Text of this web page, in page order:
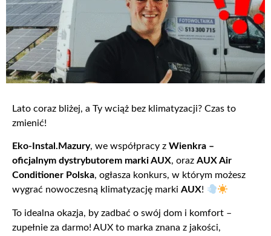
Lato coraz bliżej, a Ty wciąż bez klimatyzacji? Czas to
zmienić!
Eko-Instal.Mazury, we współpracy z Wienkra –
oficjalnym dystrybutorem marki AUX, oraz AUX Air
Conditioner Polska, ogłasza konkurs, w którym możesz
wygrać nowoczesną klimatyzację marki AUX!
To idealna okazja, by zadbać o swój dom i komfort –
zupełnie za darmo! AUX to marka znana z jakości,